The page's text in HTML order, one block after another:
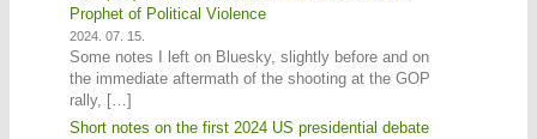
Prophet of Political Violence
2024. 07. 15.
Some notes I left on Bluesky, slightly before and on
the immediate aftermath of the shooting at the GOP
rally, […]
Short notes on the first 2024 US presidential debate